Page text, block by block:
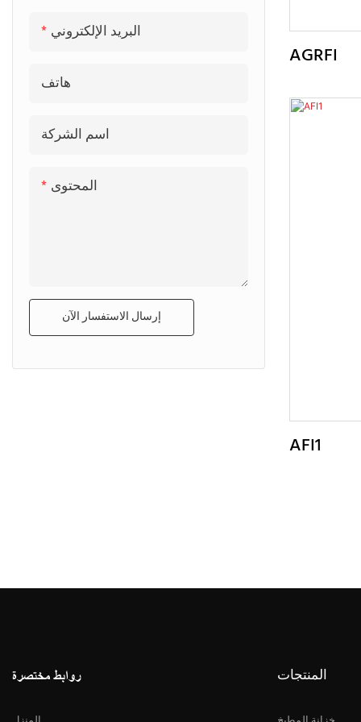
البريد الإلكتروني
هاتف
اسم الشركة
المحتوى
إرسال الاستفسار الآن
AGRFI
AFI1
روابط مختصرة المنتجات